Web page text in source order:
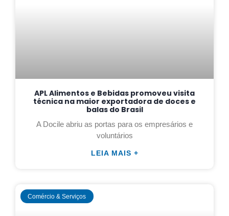
APL Alimentos e Bebidas promoveu visita
técnica na maior exportadora de doces e
balas do Brasil
A Docile abriu as portas para os empresários e
voluntários
LEIA MAIS +
Comércio & Serviços